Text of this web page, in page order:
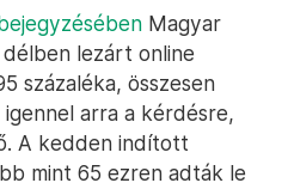
Magyar
lezárt online
százaléka, összesen
igennel arra a kérdésre,
A kedden indított
mint 65 ezren adták le